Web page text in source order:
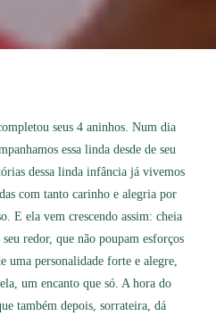
seus 4 aninhos. Num dia
essa linda desde de seu
dessa linda infância já vivemos
com tanto carinho e alegria por
E ela vem crescendo assim: cheia
redor, que não poupam esforços
uma personalidade forte e alegre,
um encanto que só. A hora do
também depois, sorrateira, dá